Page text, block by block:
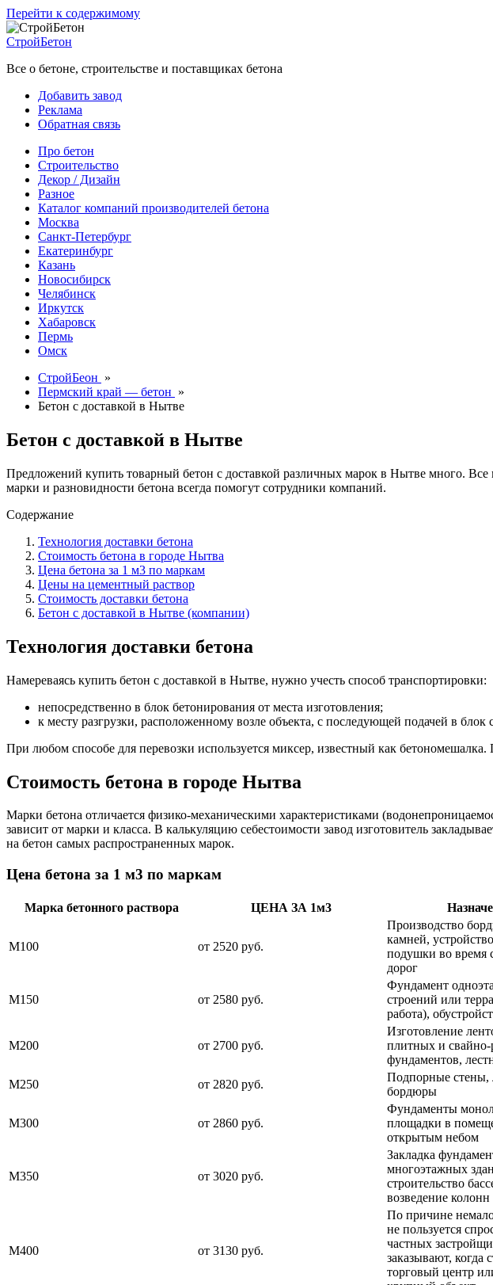
Перейти к содержимому
СтройБетон
Все о бетоне, строительстве и поставщиках бетона
Добавить завод
Реклама
Обратная связь
Про бетон
Строительство
Декор / Дизайн
Разное
Каталог компаний производителей бетона
Москва
Санкт-Петербург
Екатеринбург
Казань
Новосибирск
Челябинск
Иркутск
Хабаровск
Пермь
Омск
СтройБеон »
Пермский край — бетон »
Бетон с доставкой в Нытве
Бетон с доставкой в Нытве
Предложений купить товарный бетон с доставкой различных марок в Нытве много.
марки и разновидности бетона всегда помогут сотрудники компаний.
Содержание
Технология доставки бетона
Стоимость бетона в городе Нытва
Цена бетона за 1 м3 по маркам
Цены на цементный раствор
Стоимость доставки бетона
Бетон с доставкой в Нытве (компании)
Технология доставки бетона
Намереваясь купить бетон с доставкой в Нытве, нужно учесть способ транспортировки:
непосредственно в блок бетонирования от места изготовления;
к месту разгрузки, расположенному возле объекта, с последующей подачей в
При любом способе для перевозки используется миксер, известный как
Стоимость бетона в городе Нытва
Марки бетона отличается физико-механическими характеристиками
зависит от марки и класса. В калькуляцию себестоимости завод изготовитель
на бетон самых распространенных марок.
Цена бетона за 1 м3 по маркам
Марка бетонного раствора ЦЕНА ЗА 1м3
М100 от 2520 руб.
Производство
камней,
подушки во время
дорог
М150 от 2580 руб.
Фундамент
строений или
работа),
М200 от 2700 руб.
Изготовление
плитных и свайно-
фундаментов,
М250
от 2820 руб.
Подпорные стены,
бордюры
М300 от 2860 руб.
Фундаменты
площадки в
открытым небом
М350 от 3020 руб.
Закладка
многоэтажных
строительство
возведение колонн
М400 от 3130 руб.
По причине
не пользуется
частных
заказывают, когда
торговый центр